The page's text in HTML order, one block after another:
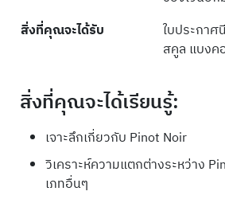
สิ่งที่คุณจะได้รับ
ใบประกา
สคูล แบงค
สิ่งที่คุณจะได้เรียนรู้:
เจาะลึกเกี่ยวกับ Pinot Noir
วิเคราะห์ความแตกต่างระหว่าง
เภทอื่นๆ